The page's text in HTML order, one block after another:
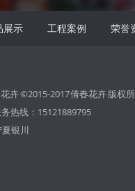
展示 工程案例 荣誉
卉 ©2015-2017倩春花卉版权
热线：15121889795
银川